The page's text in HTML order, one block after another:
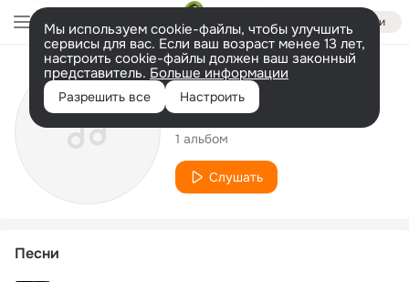
Войти
Мы используем cookie-файлы, чтобы улучшить
сервисы для вас. Если ваш возраст менее 13 лет,
настроить cookie-файлы должен ваш законный
представитель. Больше информации
Разрешить все Настроить
Исполнитель
Dj DaNCe
1 альбом
Слушать
Песни